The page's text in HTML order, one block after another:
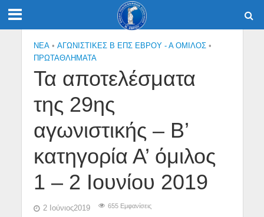
NEA • ΑΓΩΝΙΣΤΙΚΕΣ Β ΕΠΣ ΕΒΡΟΥ - Α ΟΜΙΛΟΣ •
ΠΡΩΤΑΘΛΉΜΑΤΑ
Τα αποτελέσματα
της 29ης
αγωνιστικής – Β’
κατηγορία Α’ όμιλος
1 – 2 Ιουνίου 2019
2 Ιούνιος2019 655 Εμφανίσεις